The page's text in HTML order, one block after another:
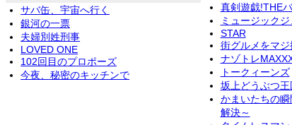
サバ缶、宇宙へ行く
銀河の一票
夫婦別姓刑事
LOVED ONE
102回目のプロポーズ
今夜、秘密のキッチンで
真剣遊戯!THE
ミュージック
STAR
街グルメをマ
ナゾトレ
トークィーンズ
坂上どうぶつ王
かまいたちの
解決～